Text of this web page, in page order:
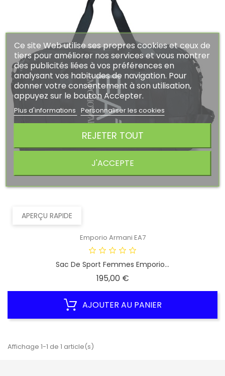
Ce site Web utilise ses propres cookies et ceux de
tiers pour améliorer nos services et vous montrer
des publicités liées à vos préférences en
analysant vos habitudes de navigation. Pour
donner votre consentement à son utilisation,
appuyez sur le bouton Accepter.
Plus d'informations Personnaliser les cookies
REJETER TOUT
J'ACCEPTE
APERÇU RAPIDE
Emporio Armani EA7
Sac De Sport Femmes Emporio...
195,00 €Prix
AJOUTER AU PANIER
Affichage 1-1 de 1 article(s)